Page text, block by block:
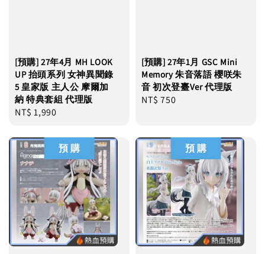
[預購] 27年4月 MH LOOK
UP 抬頭系列 女神異聞錄
5 皇家版 主人公 摩爾加
納 特典套組 代理版
Regular
NT$ 1,990
[預購] 27年1月 GSC Mini
Memory 朱音落語 櫻咲朱
音 初次登臺Ver 代理版
Regular
NT$ 750
預 購 預 購